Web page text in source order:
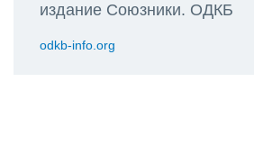
издание Союзники. ОДКБ
odkb-info.org